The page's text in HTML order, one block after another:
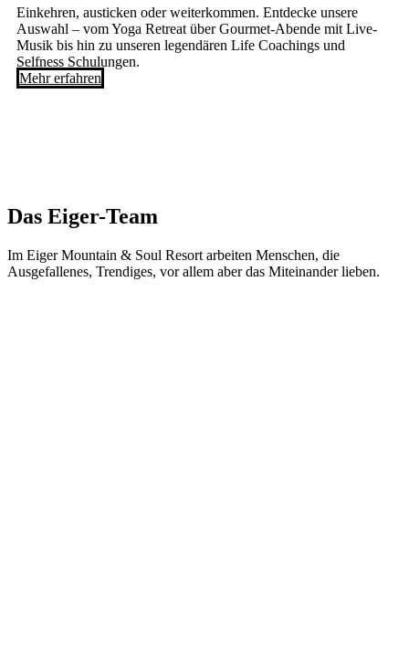
Einkehren, austicken oder weiterkommen. Entdecke unsere
Auswahl – vom Yoga Retreat über Gourmet-Abende mit Live-
Musik bis hin zu unseren legendären Life Coachings und
Selfness Schulungen.
Mehr erfahren
Das Eiger-Team
Im Eiger Mountain & Soul Resort arbeiten Menschen, die
Ausgefallenes, Trendiges, vor allem aber das Miteinander lieben.